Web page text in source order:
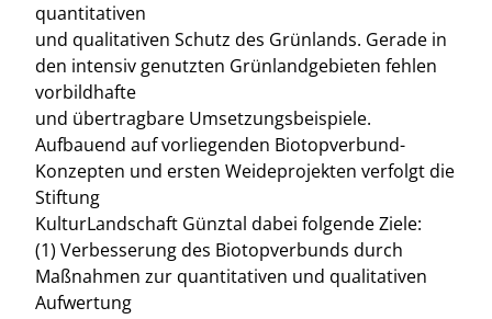
quantitativen
und qualitativen Schutz des Grünlands. Gerade in
den intensiv genutzten Grünlandgebieten fehlen
vorbildhafte
und übertragbare Umsetzungsbeispiele.
Aufbauend auf vorliegenden Biotopverbund-
Konzepten und ersten Weideprojekten verfolgt die
Stiftung
KulturLandschaft Günztal dabei folgende Ziele:
(1) Verbesserung des Biotopverbunds durch
Maßnahmen zur quantitativen und qualitativen
Aufwertung